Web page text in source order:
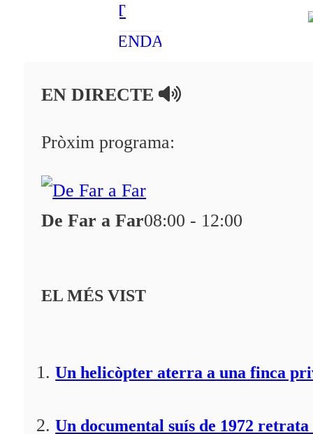
AMBIENT
AGENDA
A la Carta
Programació
Fes-te'n soci!
EN DIRECTE
Pròxim programa:
De Far a Far08:00 - 12:00
EL MÉS VIST
Un helicòpter aterra a una finca
Un documental suís de 1972